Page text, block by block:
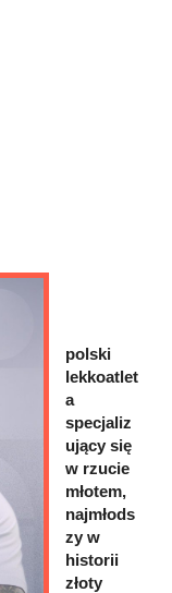
polski
lekkoatlet
a
specjaliz
ujący się
w rzucie
młotem,
najmłods
zy w
historii
złoty